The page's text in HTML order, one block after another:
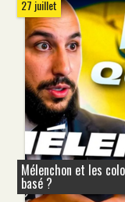
27 juillet
Mélenchon et les
basé ?